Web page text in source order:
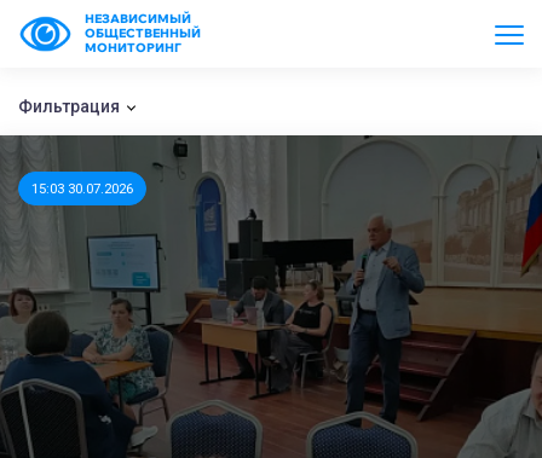
НЕЗАВИСИМЫЙ
ОБЩЕСТВЕННЫЙ
МОНИТОРИНГ
Фильтрация
15:03 30.07.2026